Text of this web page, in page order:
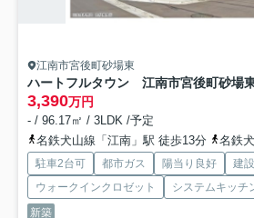
江南市宮後町砂場東
3,390万円
- / 96.17㎡ / 3LDK /予定
名鉄犬山線「江南」駅 徒歩13分
名鉄犬山
駐車2台可 都市ガス 陽当り良好
建
ウォークインクロゼット
システムキッチ
新築